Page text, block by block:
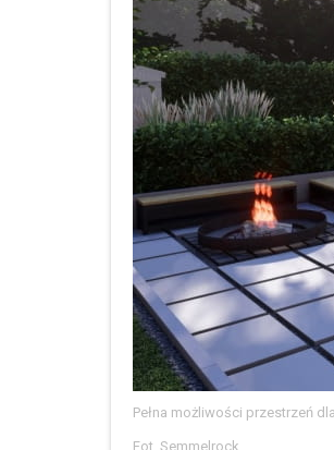
Pełna możliwości przestrzeń
Fot. Semmelrock